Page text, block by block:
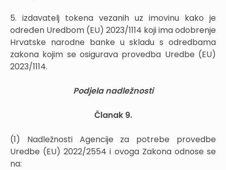
5. izdavatelj tokena vezanih uz imovinu kako je
određen Uredbom (EU) 2023/1114 koji ima odobrenje
Hrvatske narodne banke u skladu s odredbama
zakona kojim se osigurava provedba Uredbe (EU)
2023/1114.
Podjela nadležnosti
Članak 9.
(1) Nadležnosti Agencije za potrebe provedbe
Uredbe (EU) 2022/2554 i ovoga Zakona odnose se
na: